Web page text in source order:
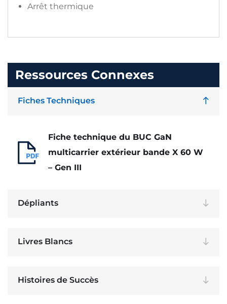
Arrêt thermique
Ressources Connexes
Fiches Techniques
Fiche technique du BUC GaN
multicarrier extérieur bande X 60 W
– Gen III
Dépliants
Livres Blancs
Histoires de Succès